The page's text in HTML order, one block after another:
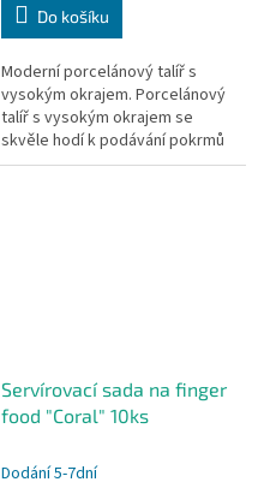
Do košíku
Moderní porcelánový talíř s
vysokým okrajem. Porcelánový
talíř s vysokým okrajem se
skvěle hodí k podávání pokrmů
s omáčkami. Vhodný do myčky i
Servírovací sada na finger
food "Coral" 10ks
Dodání 5-7dní